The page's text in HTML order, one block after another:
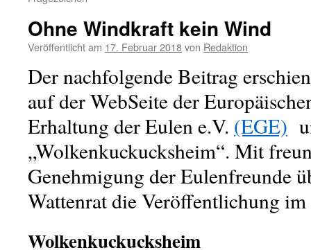
Ohne Windkraft kein Wind
Veröffentlicht am 17. Februar 2018von Redaktion
Der nachfolgende Beitrag
auf der WebSeite der
Erhaltung der Eulen e.V. (EGE)
„Wolkenkuckucksheim“. Mit
Genehmigung der Eulenfreunde
Wattenrat die Veröffentlichung
Wolkenkuckucksheim